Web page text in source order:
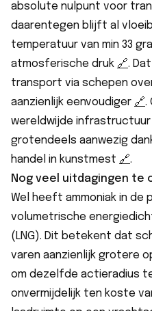
absolute nulpunt voor
daarentegen blijft al
temperatuur van min 33
atmosferische druk 🔗︎.
transport via schepen
aanzienlijk eenvoudiger 🔗︎.
wereldwijde infrastructuur
grotendeels aanwezig
handel in kunstmest 🔗︎.
Nog veel uitdagingen te
Wel heeft ammoniak in de
volumetrische
(LNG). Dit betekent dat
varen aanzienlijk grotere
om dezelfde actieradius
onvermijdelijk ten koste